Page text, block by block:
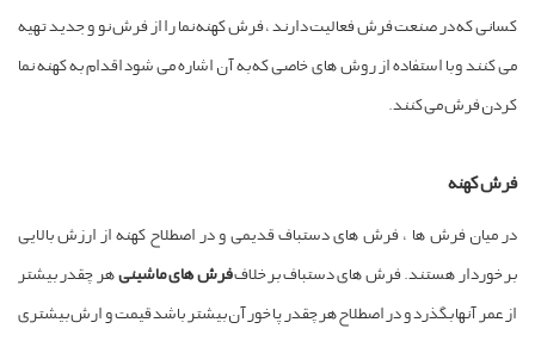
کسانی که در صنعت فرش فعالیت دارند ، فرش کهنه نما را از فرش نو و جدید تهیه
می کنند و با استفاده از روش های خاصی که به آن اشاره می شود اقدام به کهنه نما
کردن فرش می کنند.
فرش کهنه
در میان فرش ها ، فرش های دستباف قدیمی و در اصطلاح کهنه از ارزش بالایی
برخوردار هستند. فرش های دستباف برخلاففرش های ماشینیهر چقدر بیشتر
از عمر آنها بگذرد و در اصطلاح هرچقدر پاخور آن بیشتر باشد قیمت و ارش بیشتری